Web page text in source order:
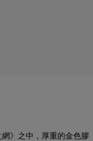
》之中，厚重的金色膠